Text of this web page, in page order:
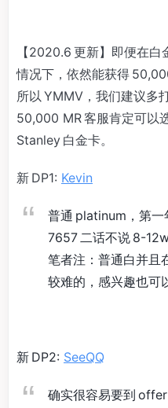
【2020.6 更新】即便在
情况下，依然能获得
所以 YMMV，我们建议多
50,000 MR 客服肯定可以
Stanley 白金卡。
新 DP1: Kevin
普通 platinum，第
7657 二话不说 8-
笔者注：普通白并且
较难的，感兴趣也可
新 DP2: SeeQQ
确实很容易要到